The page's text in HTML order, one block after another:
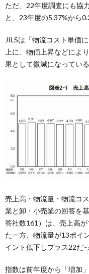
ただ、22年度調査にも協
と、23年度の5.37%から
JILSは「物流コスト単価
上に、物価上昇などによ
果として微減になってい
売上高・物流量・物流コ
業と卸・小売業の回答を
答社数161）は、売上高
た一方、物流量が13ポイ
イント低下しプラス22だっ
指数は前年度から「増加